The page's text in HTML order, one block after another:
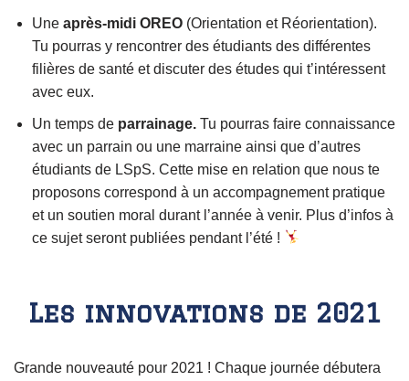
Une après-midi OREO (Orientation et Réorientation).
Tu pourras y rencontrer des étudiants des différentes
filières de santé et discuter des études qui t’intéressent
avec eux.
Un temps de parrainage. Tu pourras faire connaissance
avec un parrain ou une marraine ainsi que d’autres
étudiants de LSpS. Cette mise en relation que nous te
proposons correspond à un accompagnement pratique
et un soutien moral durant l’année à venir. Plus d’infos à
ce sujet seront publiées pendant l’été !
Les innovations de 2021
Grande nouveauté pour 2021 ! Chaque journée débutera